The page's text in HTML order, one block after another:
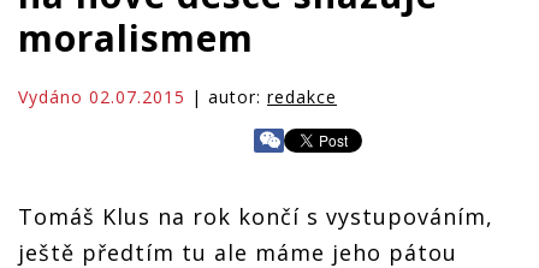
moralismem
Vydáno 02.07.2015 | autor: redakce
Tomáš Klus na rok končí s vystupováním,
ještě předtím tu ale máme jeho pátou